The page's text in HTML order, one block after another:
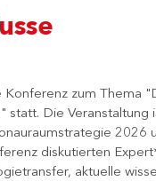
zum Thema
Die Veranstaltung
2026
diskutierten
aktuelle